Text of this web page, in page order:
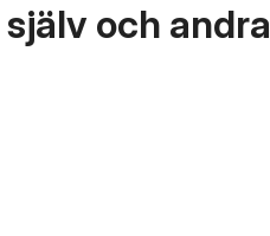
och andra